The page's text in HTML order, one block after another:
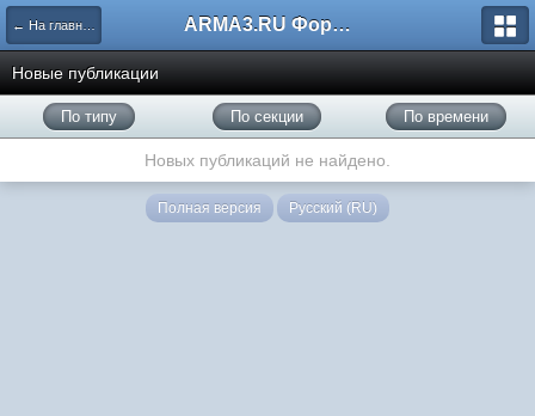
← На главную ARMA3.RU Форум
Новые публикации
По типу По секции По времени
Новых публикаций не найдено.
Полная версия Русский (RU)